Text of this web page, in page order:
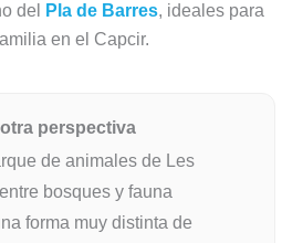
del
Pla de Barres, ideales para
en el Capcir.
perspectiva
de animales de Les
bosques y fauna
forma muy distinta de